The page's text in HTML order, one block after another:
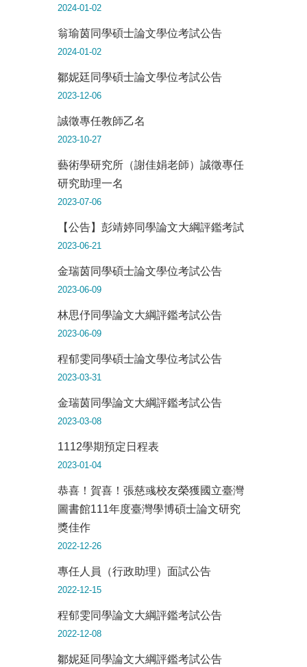
2024-01-02
翁瑜茵同學碩士論文學位考試公告
2024-01-02
鄒妮廷同學碩士論文學位考試公告
2023-12-06
誠徵專任教師乙名
2023-10-27
藝術學研究所（謝佳娟老師）誠徵專任
研究助理一名
2023-07-06
【公告】彭靖婷同學論文大綱評鑑考試
2023-06-21
金瑞茵同學碩士論文學位考試公告
2023-06-09
林思伃同學論文大綱評鑑考試公告
2023-06-09
程郁雯同學碩士論文學位考試公告
2023-03-31
金瑞茵同學論文大綱評鑑考試公告
2023-03-08
1112學期預定日程表
2023-01-04
恭喜！賀喜！張慈彧校友榮獲國立臺灣
圖書館111年度臺灣學博碩士論文研究
獎佳作
2022-12-26
專任人員（行政助理）面試公告
2022-12-15
程郁雯同學論文大綱評鑑考試公告
2022-12-08
鄒妮延同學論文大綱評鑑考試公告